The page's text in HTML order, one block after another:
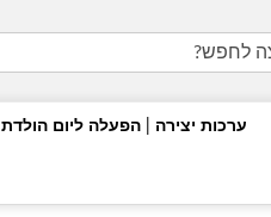
ערכות יצירה | הפעלה ליום הולדת